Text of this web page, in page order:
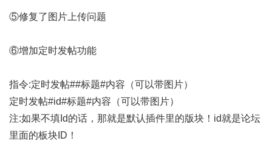
⑤修复了图片上传问题
⑥增加定时发帖功能
指令:定时发帖##标题#内容（可以带图片）
定时发帖#id#标题#内容（可以带图片）
注:如果不填Id的话，那就是默认插件里的版块！id就是论坛
里面的板块ID！